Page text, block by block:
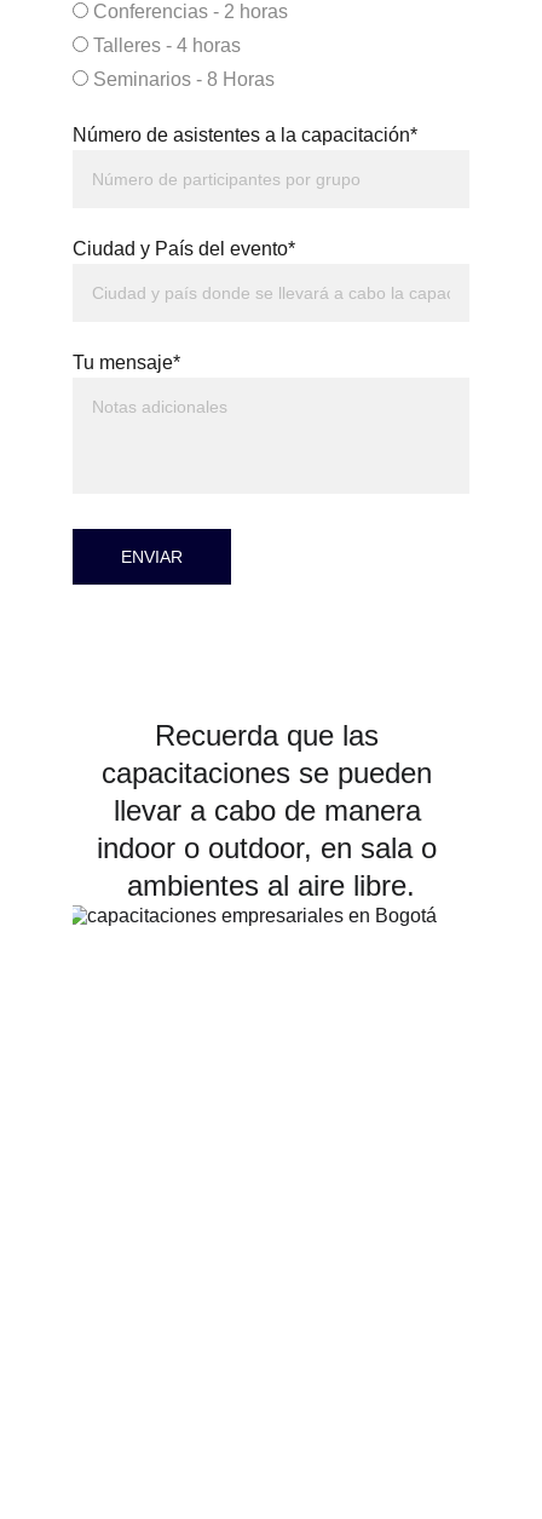
Conferencias - 2 horas
Talleres - 4 horas
Seminarios - 8 Horas
Número de asistentes a la capacitación*
Ciudad y País del evento*
Tu mensaje*
ENVIAR
Recuerda que las
capacitaciones se pueden
llevar a cabo de manera
indoor o outdoor, en sala o
ambientes al aire libre.